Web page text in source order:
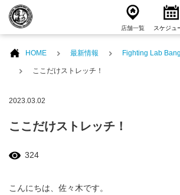
店舗一覧 スケジュ
HOME 最新情報 Fighting Lab
ここだけストレッチ！
2023.03.02
ここだけストレッチ！
324
こんにちは、佐々木です。